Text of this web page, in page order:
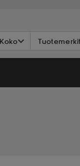
Koko Tuotemerkit